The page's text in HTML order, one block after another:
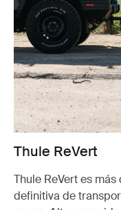
Thule ReVert
Thule ReVert es
definitiva de